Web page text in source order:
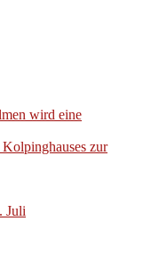
wird eine
zur
Juli